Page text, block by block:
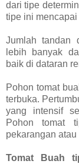
dari tipe
tipe ini mencapai
Jumlah tandan
lebih banyak
baik di dataran
Pohon tomat
terbuka.
yang intensif
Pohon tomat
pekarangan
Tomat Buah